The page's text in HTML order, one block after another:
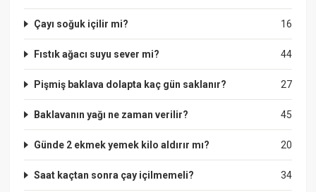
16
Çayı soğuk içilir mi?
44
Fıstık ağacı suyu sever mi?
27
Pişmiş baklava dolapta kaç gün saklanır?
45
Baklavanın yağı ne zaman verilir?
20
Günde 2 ekmek yemek kilo aldırır mı?
34
Saat kaçtan sonra çay içilmemeli?